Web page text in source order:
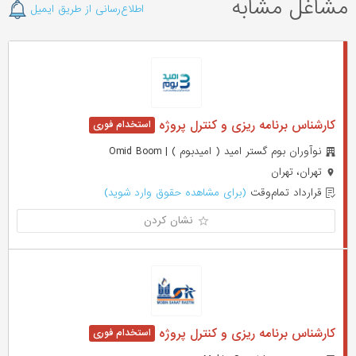
مشاغل مشابه اطلاع‌رسانی از طریق ایمیل
کارشناس برنامه ریزی و کنترل پروژه
نوآوران بوم گستر امید ( امیدبوم ) | Omid Boom
تهران، تهران
قرارداد تمام‌وقت (برای مشاهده حقوق وارد شوید)
نشان کردن
کارشناس برنامه ریزی و کنترل پروژه